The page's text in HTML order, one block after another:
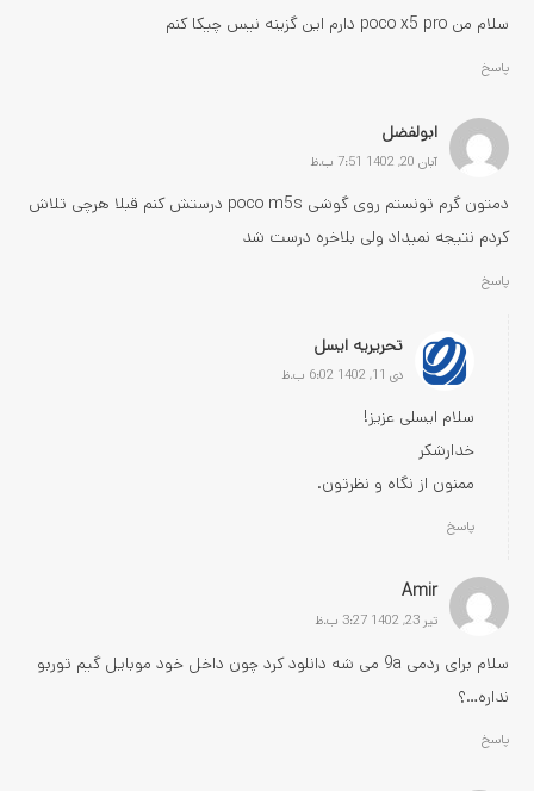
سلام من poco x5 pro دارم این گزینه نیس چیکا کنم
پاسخ
ابولفضل
آبان 20, 1402 7:51 ب.ظ
دمتون گرم تونستم روی گوشی poco m5s درستش کنم قبلا هرچی تلاش
کردم نتیجه نمیداد ولی بلاخره درست شد
پاسخ
تحریریه ایسل
دی 11, 1402 6:02 ب.ظ
سلام ایسلی عزیز!
خدارشکر
ممنون از نگاه و نظرتون.
پاسخ
Amir
تیر 23, 1402 3:27 ب.ظ
سلام برای ردمی 9a می شه دانلود کرد چون داخل خود موبایل گیم توربو
نداره…؟
پاسخ